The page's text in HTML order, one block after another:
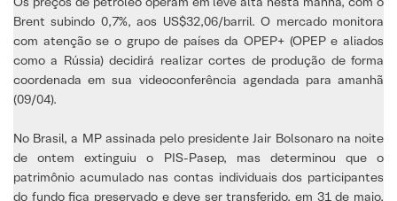
Brent subindo 0,7%, aos US$32,06/barril. O mercado monitora
com atenção se o grupo de países da OPEP+ (OPEP e aliados
como a Rússia) decidirá realizar cortes de produção de forma
coordenada em sua videoconferência agendada para amanhã
(09/04).
No Brasil, a MP assinada pelo presidente Jair Bolsonaro na noite
de ontem extinguiu o PIS-Pasep, mas determinou que o
patrimônio acumulado nas contas individuais dos participantes
do fundo fica preservado e deve ser transferido, em 31 de maio,